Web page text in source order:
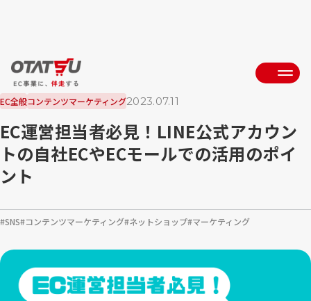
EC全般コンテンツマーケティング2023.07.11
EC運営担当者必見！LINE公式アカウン
トの自社ECやECモールでの活用のポイ
ント
SNS コンテンツマーケティング ネットショップ マーケティング